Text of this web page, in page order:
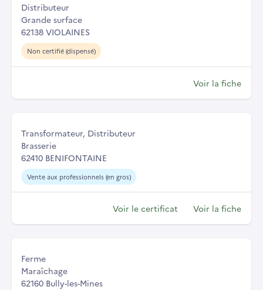
Distributeur
Grande surface
62138 VIOLAINES
Non certifié (dispensé)
Voir la fiche
Transformateur, Distributeur
Brasserie
62410 BENIFONTAINE
Vente aux professionnels (en gros)
Voir le certificat Voir la fiche
Ferme
Maraîchage
62160 Bully-les-Mines